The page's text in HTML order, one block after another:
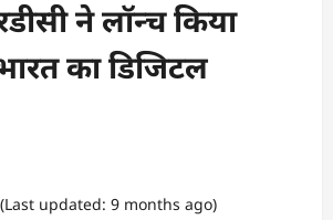
ने लॉन्च किया
का डिजिटल
updated: 9 months ago)